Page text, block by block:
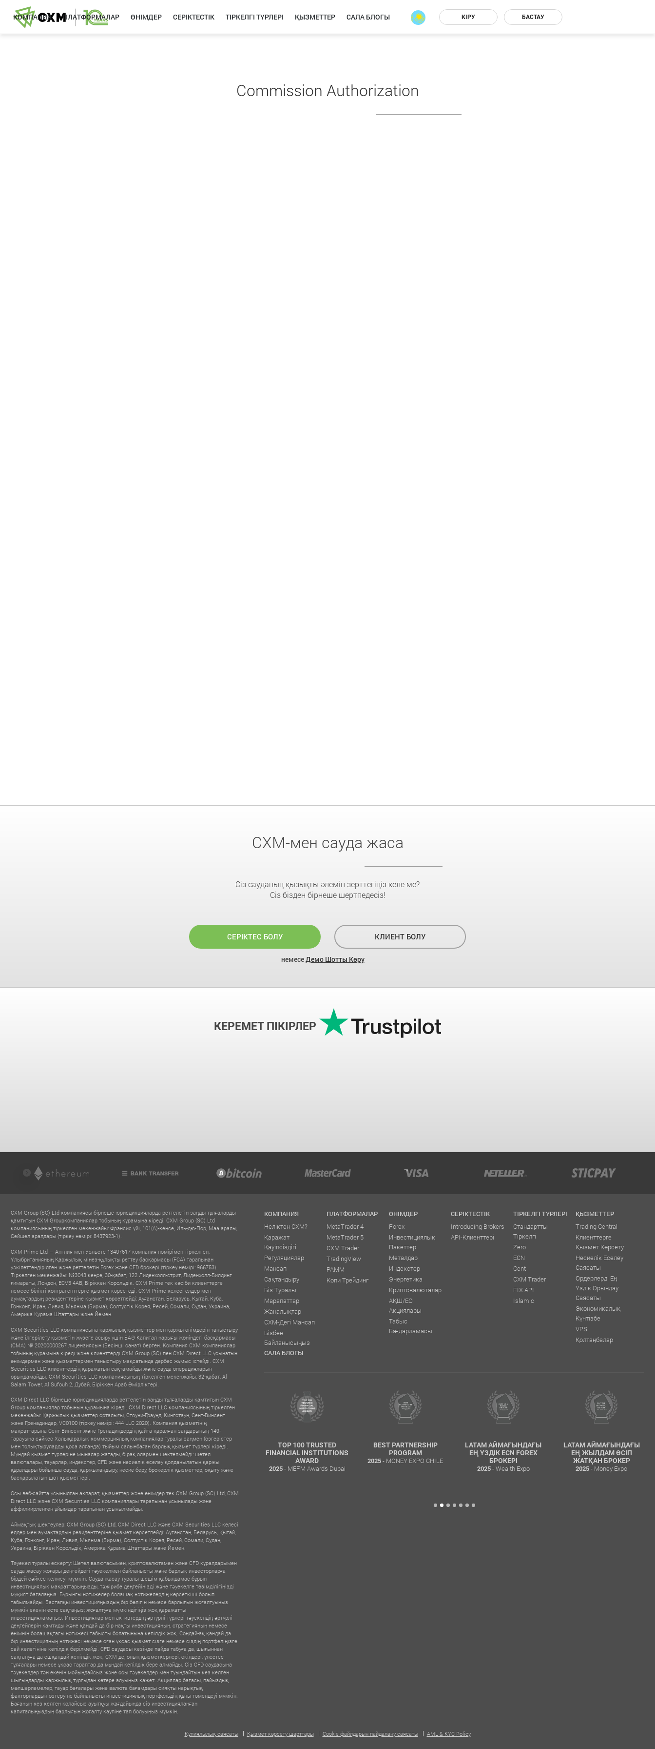
КОМПАНИЯ ПЛАТФОРМАЛАР ӨНІМДЕР СЕРІКТЕСТІК ТІРКЕЛГІ ТҮРЛЕРІ ҚЫЗМЕТТЕР САЛА БЛОГЫ КІРУ БАСТАУ
Commission Authorization
CXM-мен сауда жаса
Сіз сауданың қызықты әлемін зерттегіңіз келе ме?
Сіз бізден бірнеше шертпедесіз!
СЕРІКТЕС БОЛУ КЛИЕНТ БОЛУ
немесеДемо Шотты Көру
КЕРЕМЕТ ПІКІРЛЕР
CXM Group (SC) Ltd компаниясы бірнеше юрисдикцияларда реттелетін заңды тұлғаларды
қамтитын CXM Groupкомпаниялар тобының құрамына кіреді. CXM Group (SC) Ltd
компаниясының тіркелген мекенжайы: Фрэнсис үйі, 101(A)-кеңсе, Иль-дю-Пор, Маэ аралы,
Сейшел аралдары (тіркеу нөмірі: 8437923-1).
CXM Prime Ltd — Англия мен Уэльсте 13407617 компания нөмірімен тіркелген,
Ұлыбританияның Қаржылық мінез-құлықты реттеу басқармасы (FCA) тарапынан
уәкілеттендірілген және реттелетін Forex және CFD брокері (тіркеу нөмірі: 966753).
Тіркелген мекенжайы: №3043 кеңсе, 30-қабат, 122 Лиденхолл-стрит, Лиденхолл-Билдинг
ғимараты, Лондон, ECV3 4AB, Біріккен Корольдік. CXM Prime тек кәсіби клиенттерге
немесе білікті контрагенттерге қызмет көрсетеді. CXM Prime келесі елдер мен
аумақтардың резиденттеріне қызмет көрсетпейді: Ауғанстан, Беларусь, Қытай, Куба,
Гонконг, Иран, Ливия, Мьянма (Бирма), Солтүстік Корея, Ресей, Сомали, Судан, Украина,
Америка Құрама Штаттары және Йемен.
CXM Securities LLC компаниясына қаржылық қызметтер мен қаржы өнімдерін таныстыру
және ілгерілету қызметін жүзеге асыру үшін БАӘ Капитал нарығы жөніндегі басқармасы
(CMA) № 20200000267 лицензиясын (Бесінші санат) берген. Компания CXM компаниялар
тобының құрамына кіреді және клиенттерді CXM Group (SC) пен CXM Direct LLC ұсынатын
өнімдермен және қызметтермен таныстыру мақсатында дербес жұмыс істейді. CXM
Securities LLC клиенттердің қаражатын сақтамайды және сауда операцияларын
орындамайды. CXM Securities LLC компаниясының тіркелген мекенжайы: 32-қабат, Al
Salam Tower, Al Sufouh 2, Дубай, Біріккен Араб Әмірліктері.
CXM Direct LLC бірнеше юрисдикцияларда реттелетін заңды тұлғаларды қамтитын CXM
Group компаниялар тобының құрамына кіреді. CXM Direct LLC компаниясының тіркелген
мекенжайы: Қаржылық қызметтер орталығы, Стоуни-Граунд, Кингстаун, Сент-Винсент
және Гренадиндер, VC0100 (тіркеу нөмірі: 444 LLC 2020). Компания қызметінің
мақсаттарына Сент-Винсент және Гренадиндердің қайта қаралған заңдарының 149-
тарауына сәйкес Халықаралық коммерциялық компаниялар туралы заңмен (өзгерістер
мен толықтыруларды қоса алғанда) тыйым салынбаған барлық қызмет түрлері кіреді.
Мұндай қызмет түрлеріне мыналар жатады, бірақ олармен шектелмейді: шетел
валюталары, тауарлар, индекстер, CFD және несиелік еселеу қолданылатын қаржы
құралдары бойынша сауда, қаржыландыру, несие беру, брокерлік қызметтер, оқыту және
басқарылатын шот қызметтері.
Осы веб-сайтта ұсынылған ақпарат, қызметтер және өнімдер тек CXM Group (SC) Ltd, CXM
Direct LLC және CXM Securities LLC компаниялары тарапынан ұсынылады және
аффилиирленген ұйымдар тарапынан ұсынылмайды.
Аймақтық шектеулер: CXM Group (SC) Ltd, CXM Direct LLC және CXM Securities LLC келесі
елдер мен аумақтардың резиденттеріне қызмет көрсетпейді: Ауғанстан, Беларусь, Қытай,
Куба, Гонконг, Иран, Ливия, Мьянма (Бирма), Солтүстік Корея, Ресей, Сомали, Судан,
Украина, Біріккен Корольдік, Америка Құрама Штаттары және Йемен.
Тәуекел туралы ескерту: Шетел валютасымен, криптовалютамен және CFD құралдарымен
сауда жасау жоғары деңгейдегі тәуекелмен байланысты және барлық инвесторларға
бірдей сәйкес келмеуі мүмкін. Сауда жасау туралы шешім қабылдамас бұрын
инвестициялық мақсаттарыңызды, тәжірибе деңгейіңізді және тәуекелге төзімділігіңізді
мұқият бағалаңыз. Бұрынғы нәтижелер болашақ нәтижелердің көрсеткіші болып
табылмайды. Бастапқы инвестицияңыздың бір бөлігін немесе барлығын жоғалтуыңыз
мүмкін екенін есте сақтаңыз; жоғалтуға мүмкіндігіңіз жоқ қаражатты
инвестицияламаңыз. Инвестициялар мен активтердің әртүрлі түрлері тәуекелдің әртүрлі
деңгейлерін қамтиды және қандай да бір нақты инвестицияның, стратегияның немесе
өнімнің болашақтағы нәтижесі табысты болатынына кепілдік жоқ. Сондай-ақ қандай да
бір инвестицияның нәтижесі немесе оған ұқсас қызмет сізге немесе сіздің портфеліңізге
сай келетініне кепілдік берілмейді. CFD саудасы кезінде пайда табуға да, шығыннан
сақтануға да ешқандай кепілдік жоқ. CXM де, оның қызметкерлері, өкілдері, үлестес
тұлғалары немесе ұқсас тараптар да мұндай кепілдік бере алмайды. Сіз CFD саудасына
тәуекелдер тән екенін мойындайсыз және осы тәуекелдер мен туындайтын кез келген
шығындарды қаржылық тұрғыдан көтере алуыңыз қажет. Акциялар бағасы, пайыздық
мөлшерлемелер, тауар бағалары және валюта бағамдары сияқты нарықтық
факторлардың өзгеруіне байланысты инвестициялық портфельдің құны төмендеуі мүмкін.
Бағаның кез келген қолайсыз ауытқуы жағдайында сіз инвестицияланған
капиталыңыздың барлығын жоғалту қаупіне тап болуыңыз мүмкін.
КОМПАНИЯ
Неліктен CXM?
Қаражат
Қауіпсіздігі
Регуляциялар
Мансап
Сақтандыру
Біз Туралы
Марапаттар
Жаңалықтар
CXM-Дегі Мансап
Бізбен
Байланысыңыз
ПЛАТФОРМАЛАР
MetaTrader 4
MetaTrader 5
CXM Trader
TradingView
PAMM
Копи Трейдинг
ӨНІМДЕР
Forex
Инвестициялық
Пакеттер
Металдар
Индекстер
Энергетика
Криптовалюталар
АҚШ/ЕО
Акциялары
Табыс
Бағдарламасы
СЕРІКТЕСТІК
Introducing Brokers
API-Клиенттері
ТІРКЕЛГІ ТҮРЛЕРІ
Стандартты
Тіркелгі
Zero
ECN
Cent
CXM Trader
FIX API
Islamic
ҚЫЗМЕТТЕР
Trading Central
Клиенттерге
Қызмет Көрсету
Несиелік Еселеу
Саясаты
Ордерлерді Ең
Үздік Орындау
Саясаты
Экономикалық
Күнтізбе
VPS
Қолтаңбалар
САЛА БЛОГЫ
TRADING
BROKER
Expo Dubai
BEST GLOBAL IB PARTNER
2025- Affiliate & Influencer
Summit
BEST FINTECH FOREX
BROKER
2025- Forex Expo Dubai
TOP 100 TRUSTED
FINANCIAL INSTITUTIONS
AWARD
2025- MEFM Awards Dubai
BEST PARTNERSHIP
PROGRAM
2025 - MONEY EXPO CHILE
LATAM АЙМАҒЫНДАҒЫ
ЕҢ ҮЗДІК ECN FOREX
БРОКЕРІ
2025- Wealth Expo
LATAM АЙМАҒЫНДАҒЫ
ЕҢ ЖЫЛДАМ ӨСІП
ЖАТҚАН БРОКЕР
2025 - Money Expo
Құпиялылық саясаты Қызмет көрсету шарттары Cookie файлдарын пайдалану саясаты AML & KYC Policy